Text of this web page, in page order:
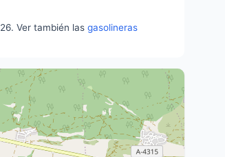
Ver también las gasolineras